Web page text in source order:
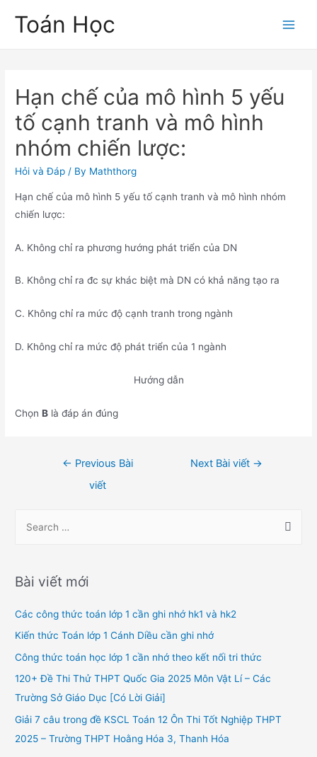
Toán Học
Hạn chế của mô hình 5 yếu
tố cạnh tranh và mô hình
nhóm chiến lược:
Hỏi và Đáp / By Maththorg
Hạn chế của mô hình 5 yếu tố cạnh tranh và mô hình nhóm
chiến lược:
A. Không chỉ ra phương hướng phát triển của DN
B. Không chỉ ra đc sự khác biệt mà DN có khả năng tạo ra
C. Không chỉ ra mức độ cạnh tranh trong ngành
D. Không chỉ ra mức độ phát triển của 1 ngành
Hướng dẫn
ChọnB là đáp án đúng
← Previous Bài
viết
Next Bài viết →
r
h
f
o
Bài viết mới
Các công thức toán lớp 1 cần ghi nhớ hk1 và hk2
Kiến thức Toán lớp 1 Cánh Diều cần ghi nhớ
Công thức toán học lớp 1 cần nhớ theo kết nối tri thức
120+ Đề Thi Thử THPT Quốc Gia 2025 Môn Vật Lí – Các
Trường Sở Giáo Dục [Có Lời Giải]
Giải 7 câu trong đề KSCL Toán 12 Ôn Thi Tốt Nghiệp THPT
2025 – Trường THPT Hoằng Hóa 3, Thanh Hóa